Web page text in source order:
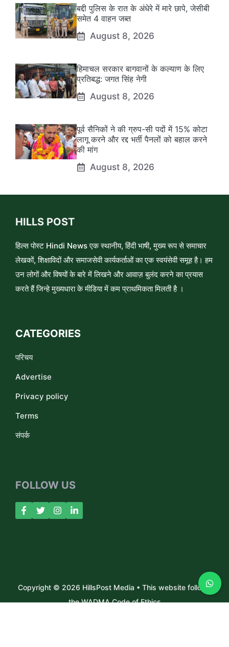
बद्दी पुलिस के रात के अंधेरे में मारे छापे, जेसीबी
समेत 4 वाहन जब्त
August 8, 2026
हिमाचल सरकार बागवानों के कल्याण के लिए
प्रतिबद्ध: जगत सिंह नेगी
August 8, 2026
पूर्व सैनिकों ने की ग्रुप-सी पदों में 15% कोटा
लागू करने और रद्द भर्ती पैनलों को बहाल करने
की मांग
August 8, 2026
HILLS POST
हिल्स पोस्ट Hindi News एक स्थानीय, हिंदी भाषी, मुख्य रूप से समाचार
लेखकों, शिक्षाविदों और समाजसेवी कार्यकर्ताओं का एक स्वयंसेवी समूह है। हम
उन लोगों और विषयों के बारे में लिखने और आवाज़ बुलंद करने का प्रयास
करते हैं जिन्हे मुख्यधारा के मीडिया में कम प्राथमिकता मिलती है ।
CATEGORIES
परिचय
Advertise
Privacy policy
Terms
संपर्क
FOLLOW US
Copyright © 2026 HillsPost Media • This website follows
the WADMA Code of Ethics